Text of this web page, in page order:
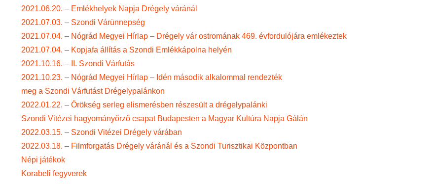
2021.06.20. – Emlékhelyek Napja Drégely váránál
2021.07.03. – Szondi Várünnepség
2021.07.04. – Nógrád Megyei Hírlap – Drégely vár ostromának 469. évfordulójára emlékeztek
2021.07.04. – Kopjafa állítás a Szondi Emlékkápolna helyén
2021.10.16. – II. Szondi Várfutás
2021.10.23. – Nógrád Megyei Hírlap – Idén második alkalommal rendezték
meg a Szondi Várfutást Drégelypalánkon
2022.01.22. – Örökség serleg elismerésben részesült a drégelypalánki
Szondi Vitézei hagyományőrző csapat Budapesten a Magyar Kultúra Napja Gálán
2022.03.15. – Szondi Vitézei Drégely várában
2022.03.18. – Filmforgatás Drégely váránál és a Szondi Turisztikai Központban
Népi játékok
Korabeli fegyverek